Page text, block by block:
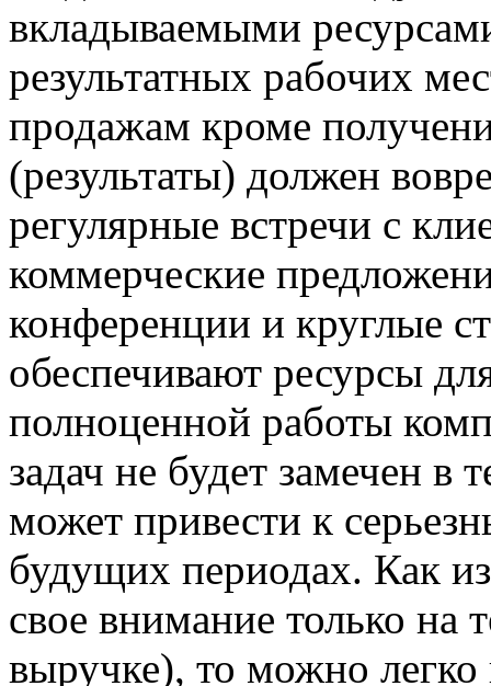
вкладываемыми
результатных рабочих
продажам кроме
(результаты) должен
регулярные встречи с
коммерческие
конференции и круглые
обеспечивают ресурсы
полноценной работы
задач не будет замечен в
может привести к
будущих периодах. Как
свое внимание только на
выручке), то можно легко